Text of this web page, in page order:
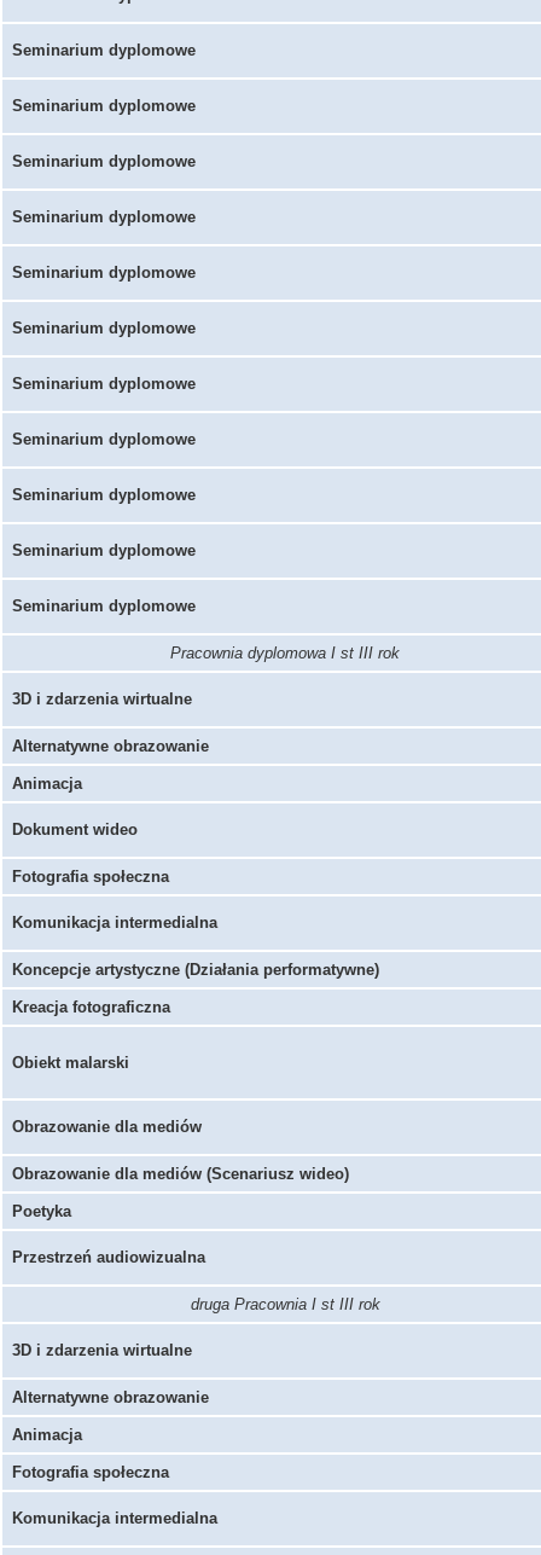
Seminarium dyplomowe
Seminarium dyplomowe
Seminarium dyplomowe
Seminarium dyplomowe
Seminarium dyplomowe
Seminarium dyplomowe
Seminarium dyplomowe
Seminarium dyplomowe
Seminarium dyplomowe
Seminarium dyplomowe
Seminarium dyplomowe
Pracownia dyplomowa I st III rok
3D i zdarzenia wirtualne
Alternatywne obrazowanie
Animacja
Dokument wideo
Fotografia społeczna
Komunikacja intermedialna
Koncepcje artystyczne (Działania performatywne)
Kreacja fotograficzna
Obiekt malarski
Obrazowanie dla mediów
Obrazowanie dla mediów (Scenariusz wideo)
Poetyka
Przestrzeń audiowizualna
druga Pracownia I st III rok
3D i zdarzenia wirtualne
Alternatywne obrazowanie
Animacja
Fotografia społeczna
Komunikacja intermedialna